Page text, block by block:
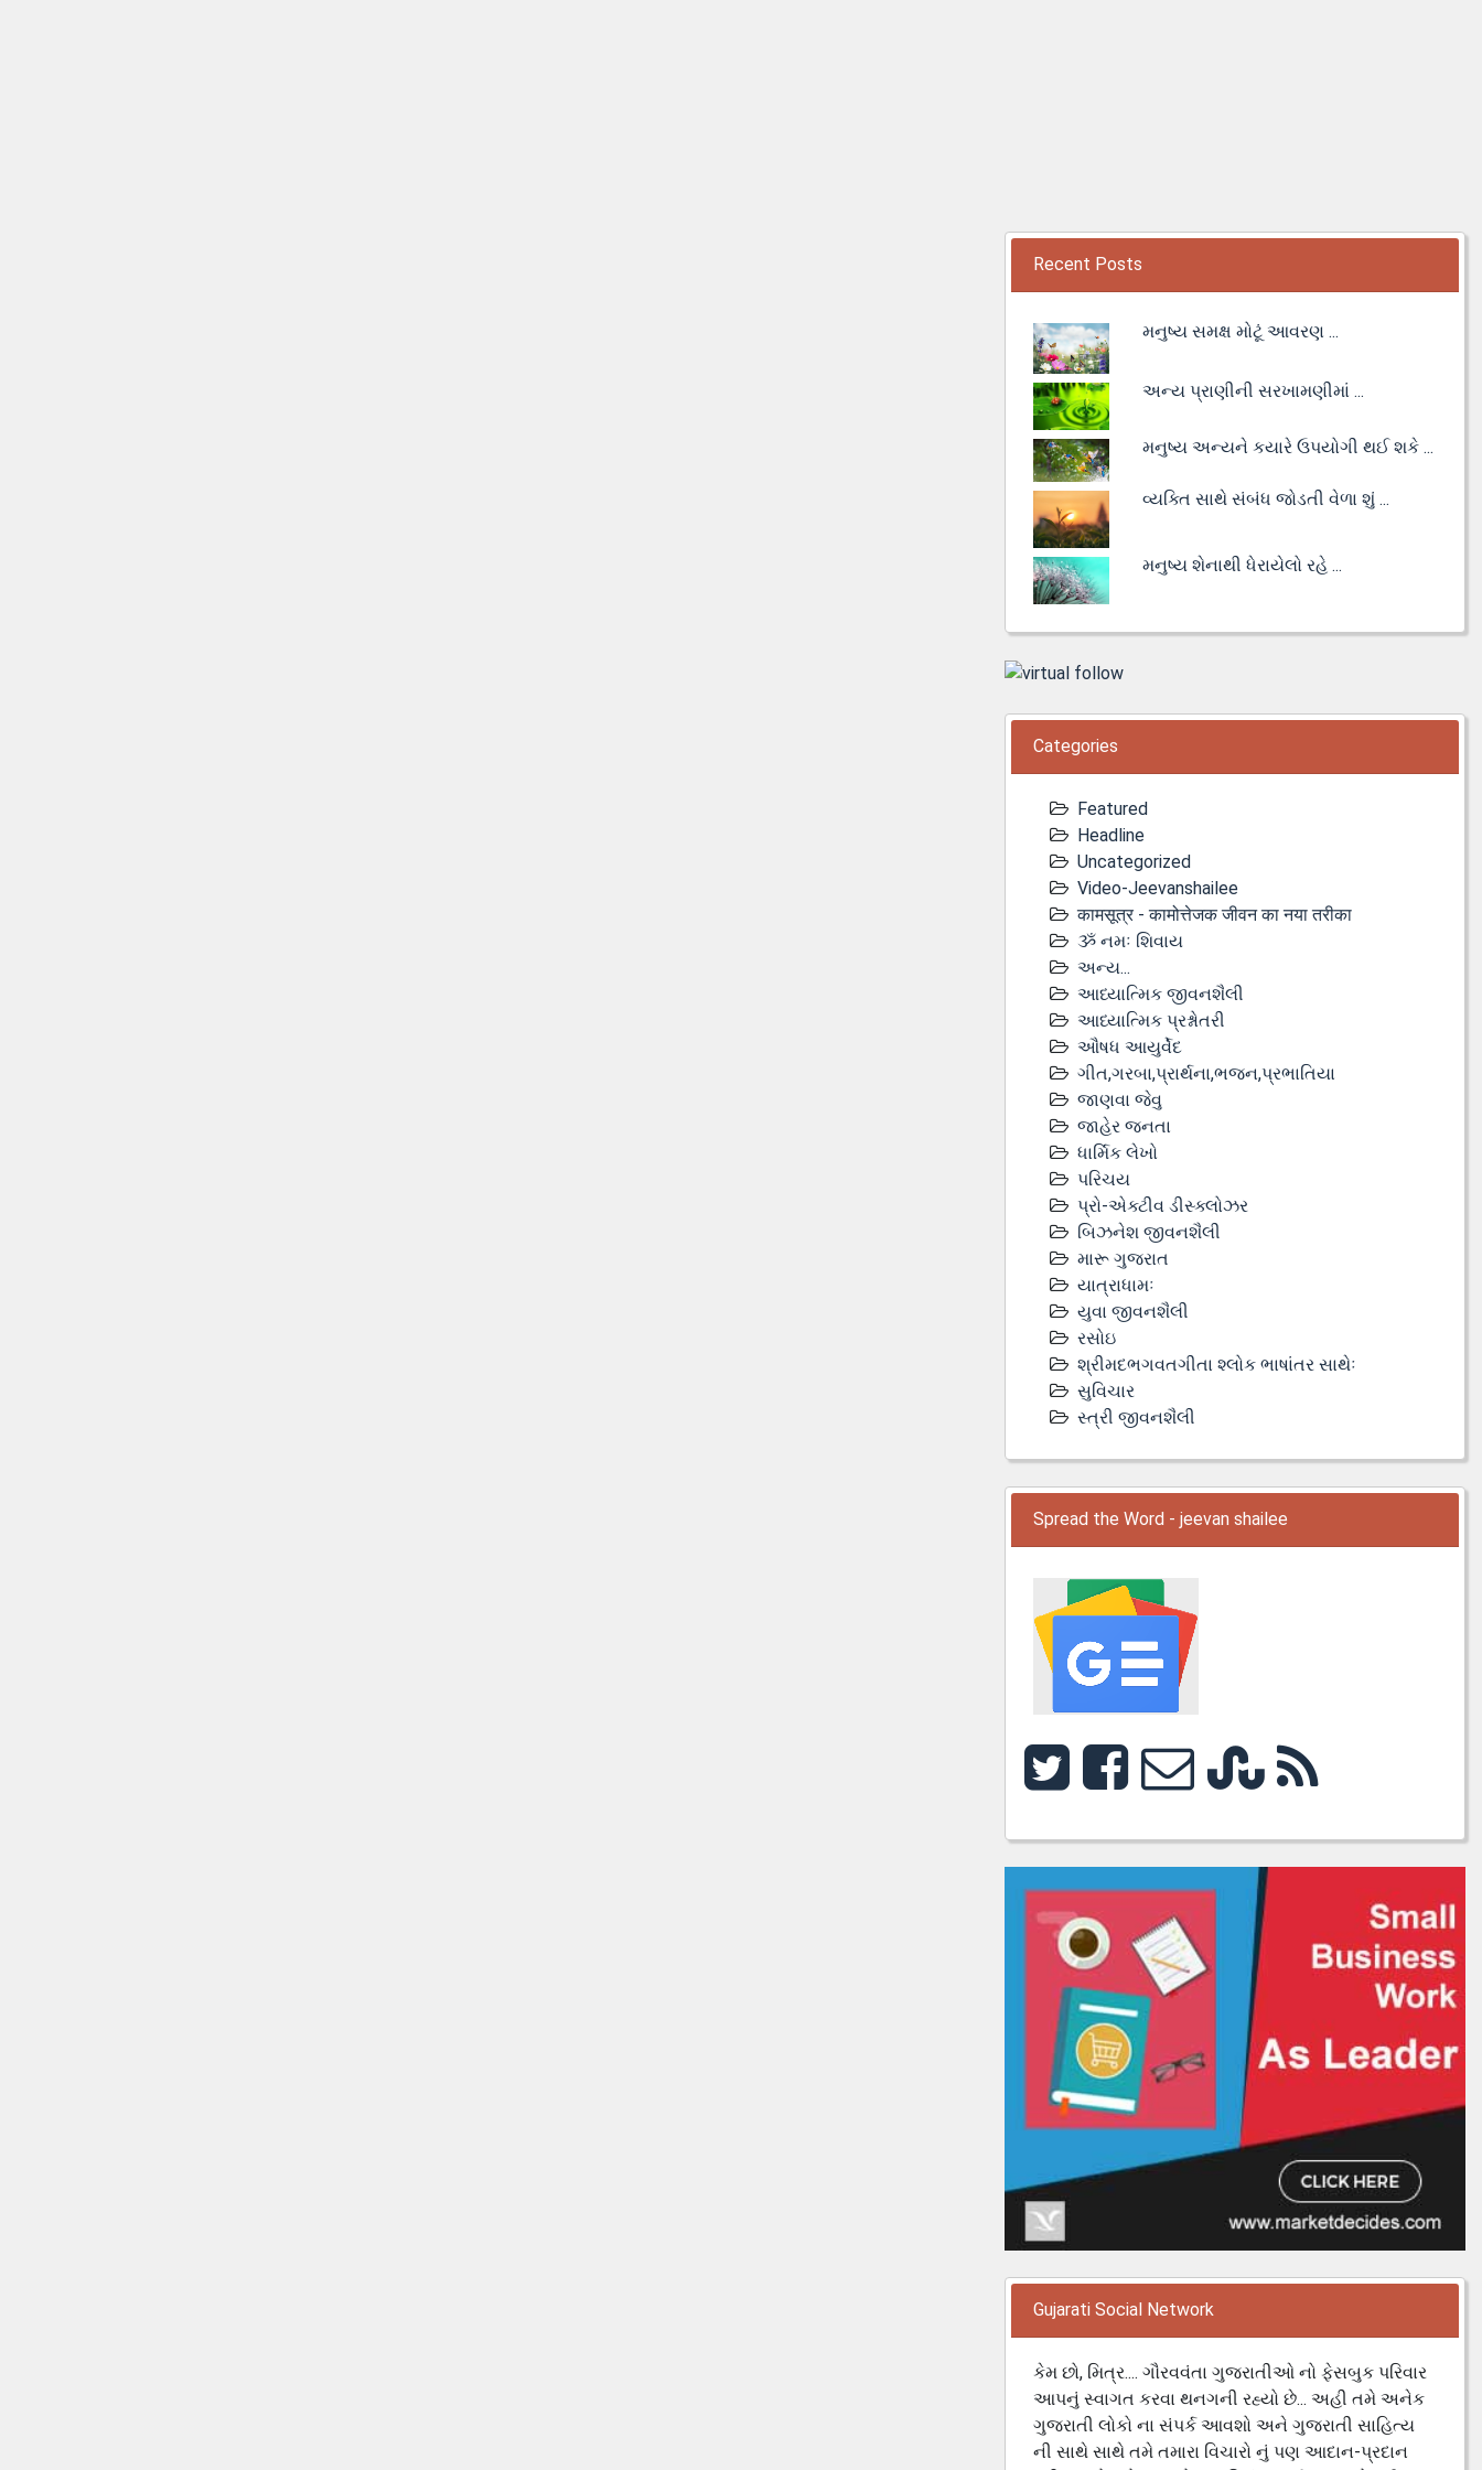
Recent Posts
મનુષ્ય સમક્ષ મોટૂં આવરણ ...
અન્ય પ્રાણીની સરખામણીમાં ...
મનુષ્ય અન્યને કયારે ઉપયોગી થઈ શકે ...
વ્યક્તિ સાથે સંબંધ જોડતી વેળા શું ...
મનુષ્ય શેનાથી ધેરાયેલો રહે ...
Categories
Featured
Headline
Uncategorized
Video-Jeevanshailee
कामसूत्र - कामोत्तेजक जीवन का नया तरीका
ૐ નમઃ શિવાય
અન્ય...
આધ્યાત્મિક જીવનશૈલી
આધ્યાત્મિક પ્રશ્નોતરી
ઔષધ આયુર્વેદ
ગીત,ગરબા,પ્રાર્થના,ભજન,પ્રભાતિયા
જાણવા જેવુ
જાહેર જનતા
ધાર્મિક લેખો
પરિચય
પ્રો-એક્ટીવ ડીસ્‍ક્લોઝર
બિઝનેશ જીવનશૈલી
મારૂ ગુજરાત
યાત્રાધામઃ
યુવા જીવનશૈલી
રસોઇ
શ્રીમદભગવતગીતા શ્લોક ભાષાંતર સાથેઃ
સુવિચાર
સ્ત્રી જીવનશૈલી
Spread the Word - jeevan shailee
Gujarati Social Network
કેમ છો, મિત્ર.... ગૌરવવંતા ગુજરાતીઓ નો ફેસબુક પરિવાર
આપનું સ્વાગત કરવા થનગની રહ્યો છે... અહી તમે અનેક
ગુજરાતી લોકો ના સંપર્ક આવશો અને ગુજરાતી સાહિત્ય
ની સાથે સાથે તમે તમારા વિચારો નું પણ આદાન-પ્રદાન